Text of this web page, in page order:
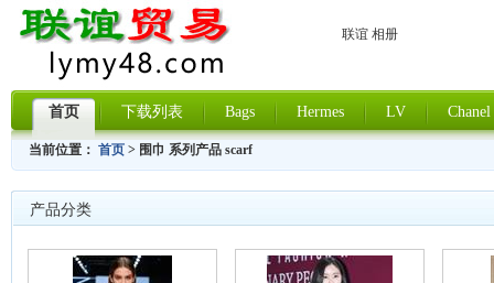
联谊 相册
首页 下载列表 Bags Hermes LV Chanel
当前位置： 首页 > 围巾 系列产品 scarf
产品分类